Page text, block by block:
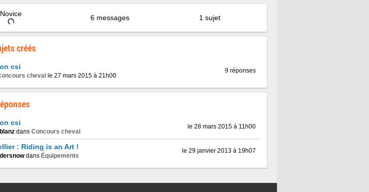
Novice 6 messages 1 sujet
créés
csi
cheval le 27 mars 2015 à 21h00
9 réponses
csi
dans Concours cheval
le 28 mars 2015 à 11h00
: Riding is an Art !
dans Équipements
le 29 janvier 2013 à 19h07